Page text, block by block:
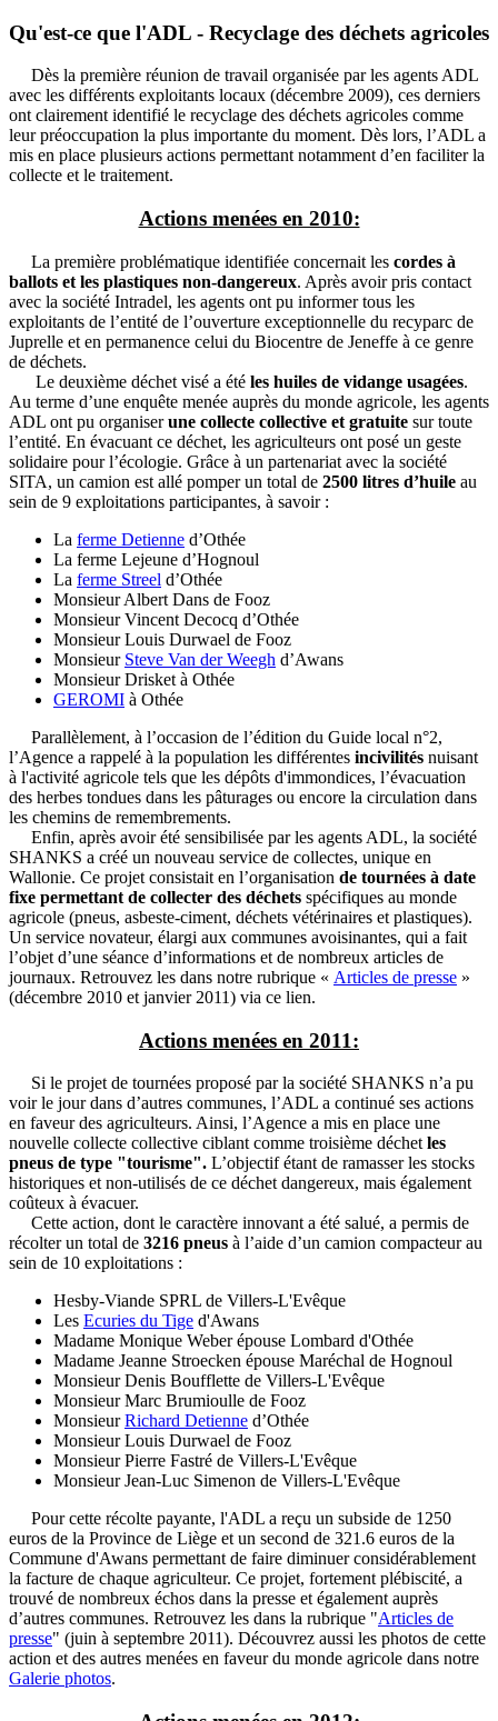
Qu'est-ce que l'ADL - Recyclage des déchets agricoles
Dès la première réunion de travail organisée par les agents ADL
avec les différents exploitants locaux (décembre 2009), ces derniers
ont clairement identifié le recyclage des déchets agricoles comme
leur préoccupation la plus importante du moment. Dès lors, l’ADL a
mis en place plusieurs actions permettant notamment d’en faciliter la
collecte et le traitement.
Actions menées en 2010:
La première problématique identifiée concernait les cordes à
ballots et les plastiques non-dangereux. Après avoir pris contact
avec la société Intradel, les agents ont pu informer tous les
exploitants de l’entité de l’ouverture exceptionnelle du recyparc de
Juprelle et en permanence celui du Biocentre de Jeneffe à ce genre
de déchets.
Le deuxième déchet visé a été les huiles de vidange usagées.
Au terme d’une enquête menée auprès du monde agricole, les agents
ADL ont pu organiserune collecte collective et gratuite sur toute
l’entité. En évacuant ce déchet, les agriculteurs ont posé un geste
solidaire pour l’écologie. Grâce à un partenariat avec la société
SITA, un camion est allé pomper un total de 2500 litres d’huile au
sein de 9 exploitations participantes, à savoir :
La ferme Detienne d’Othée
La ferme Lejeune d’Hognoul
La ferme Streel d’Othée
Monsieur Albert Dans de Fooz
Monsieur Vincent Decocq d’Othée
Monsieur Louis Durwael de Fooz
Monsieur Steve Van der Weegh d’Awans
Monsieur Drisket à Othée
GEROMI à Othée
Parallèlement, à l’occasion de l’édition du Guide local n°2,
l’Agence a rappelé à la population les différentes incivilités nuisant
à l'activité agricole tels que les dépôts d'immondices, l’évacuation
des herbes tondues dans les pâturages ou encore la circulation dans
les chemins de remembrements.
Enfin, après avoir été sensibilisée par les agents ADL, la société
SHANKS a créé un nouveau service de collectes, unique en
Wallonie. Ce projet consistait en l’organisation de tournées à date
fixe permettant de collecter des déchets spécifiques au monde
agricole (pneus, asbeste-ciment, déchets vétérinaires et plastiques).
Un service novateur, élargi aux communes avoisinantes, qui a fait
l’objet d’une séance d’informations et de nombreux articles de
journaux. Retrouvez les dans notre rubrique « Articles de presse »
(décembre 2010 et janvier 2011) via ce lien.
Actions menées en 2011:
Si le projet de tournées proposé par la société SHANKS n’a pu
voir le jour dans d’autres communes, l’ADL a continué ses actions
en faveur des agriculteurs. Ainsi, l’Agence a mis en place une
nouvelle collecte collective ciblant comme troisième déchet les
pneus de type "tourisme". L’objectif étant de ramasser les stocks
historiques et non-utilisés de ce déchet dangereux, mais également
coûteux à évacuer.
Cette action, dont le caractère innovant a été salué, a permis de
récolter un total de 3216 pneus à l’aide d’un camion compacteur au
sein de 10 exploitations :
Hesby-Viande SPRL de Villers-L'Evêque
Les Ecuries du Tige d'Awans
Madame Monique Weber épouse Lombard d'Othée
Madame Jeanne Stroecken épouse Maréchal de Hognoul
Monsieur Denis Boufflette de Villers-L'Evêque
Monsieur Marc Brumioulle de Fooz
MonsieurRichard Detienne d’Othée
Monsieur Louis Durwael de Fooz
Monsieur Pierre Fastré de Villers-L'Evêque
Monsieur Jean-Luc Simenon de Villers-L'Evêque
Pour cette récolte payante, l'ADL a reçu un subside de 1250
euros de la Province de Liège et un second de 321.6 euros de la
Commune d'Awans permettant de faire diminuer considérablement
la facture de chaque agriculteur. Ce projet, fortement plébiscité, a
trouvé de nombreux échos dans la presse et également auprès
d’autres communes. Retrouvez les dans la rubrique "Articles de
presse" (juin à septembre 2011). Découvrez aussi les photos de cette
action et des autres menées en faveur du monde agricole dans notre
Galerie photos.